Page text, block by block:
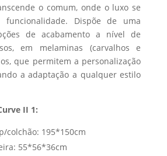
o comum, onde o luxo se
Dispõe de uma
de acabamento a nível de
em melaminas (carvalhos e
que permitem a personalização
a adaptação a qualquer estilo
II 1:
colchão: 195*150cm
55*56*36cm